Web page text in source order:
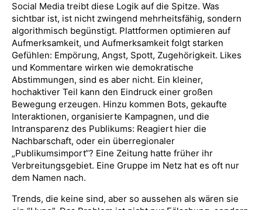
Social Media treibt diese Logik auf die Spitze. Was
sichtbar ist, ist nicht zwingend mehrheitsfähig, sondern
algorithmisch begünstigt. Plattformen optimieren auf
Aufmerksamkeit, und Aufmerksamkeit folgt starken
Gefühlen: Empörung, Angst, Spott, Zugehörigkeit. Likes
und Kommentare wirken wie demokratische
Abstimmungen, sind es aber nicht. Ein kleiner,
hochaktiver Teil kann den Eindruck einer großen
Bewegung erzeugen. Hinzu kommen Bots, gekaufte
Interaktionen, organisierte Kampagnen, und die
Intransparenz des Publikums: Reagiert hier die
Nachbarschaft, oder ein überregionaler
„Publikumsimport“? Eine Zeitung hatte früher ihr
Verbreitungsgebiet. Eine Gruppe im Netz hat es oft nur
dem Namen nach.
Trends, die keine sind, aber so aussehen als wären sie